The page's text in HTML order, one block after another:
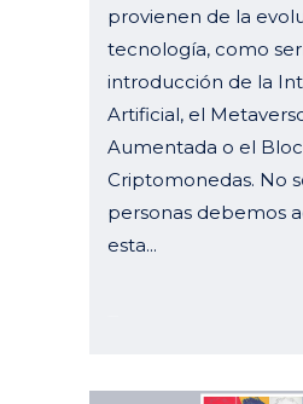
provienen de la
tecnología, como
introducción de la
Artificial, el
Aumentada o el
Criptomonedas. No
personas debemos
esta...